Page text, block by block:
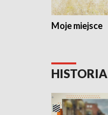
Moje miejsce
HISTORIA